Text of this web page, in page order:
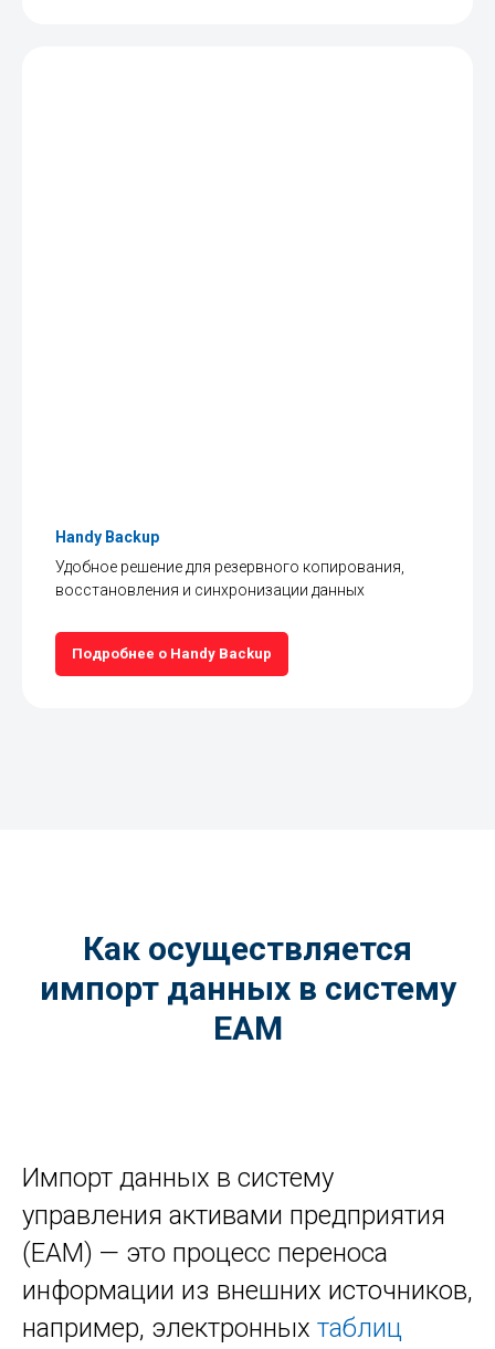
Handy Backup
Удобное решение для резервного копирования,
восстановления и синхронизации данных
Подробнее о Handy Backup
Как осуществляется
импорт данных в систему
EAM
Импорт данных в систему
управления активами предприятия
(EAM) — это процесс переноса
информации из внешних источников,
например, электронных таблиц